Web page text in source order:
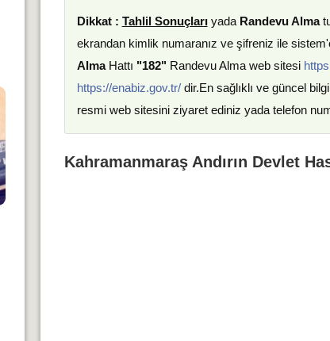
Dikkat : Tahlil Sonuçlarıyada Randevu Alma
ekrandan kimlik numaranız ve şifreniz ile
AlmaHattı "182" Randevu Alma web sitesi
https://enabiz.gov.tr/dir.En sağlıklı ve güncel
resmi web sitesini ziyaret ediniz yada telefon
Kahramanmaraş Andırın Devlet